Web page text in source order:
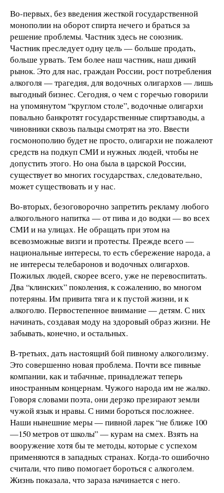
Во-первых, без введения жесткой государственной
монополии на оборот спирта нечего и браться за
решение проблемы. Частник здесь не союзник.
Частник преследует одну цель — больше продать,
больше урвать. Тем более наш частник, наш дикий
рынок. Это для нас, граждан России, рост потребления
алкоголя — трагедия, для водочных олигархов — лишь
выгодный бизнес. Сегодня, о чем с горечью говорили
на упомянутом “круглом столе”, водочные олигархи
повально банкротят государственные спиртзаводы, а
чиновники сквозь пальцы смотрят на это. Ввести
госмонополию будет не просто, олигархи не пожалеют
средств на подкуп СМИ и нужных людей, чтобы не
допустить этого. Но она была в царской России,
существует во многих государствах, следовательно,
может существовать и у нас.
Во-вторых, безоговорочно запретить рекламу любого
алкогольного напитка — от пива и до водки — во всех
СМИ и на улицах. Не обращать при этом на
всевозможные визги и протесты. Прежде всего —
национальные интересы, то есть сбережение народа, а
не интересы телебаронов и водочных олигархов.
Пожилых людей, скорее всего, уже не перевоспитать.
Два “клинских” поколения, к сожалению, во многом
потеряны. Им привита тяга и к пустой жизни, и к
алкоголю. Первостепенное внимание — детям. С них
начинать, создавая моду на здоровый образ жизни. Не
забывать, конечно, и остальных.
В-третьих, дать настоящий бой пивному алкоголизму.
Это совершенно новая проблема. Почти все пивные
компании, как и табачные, принадлежат теперь
иностранным концернам. Чужого народа им не жалко.
Говоря словами поэта, они дерзко презирают земли
чужой язык и нравы. С ними бороться посложнее.
Наши нынешние меры — пивной ларек “не ближе 100
—150 метров от школы” — курам на смех. Взять на
вооружение хотя бы те методы, которые с успехом
применяются в западных странах. Когда-то ошибочно
считали, что пиво помогает бороться с алкоголем.
Жизнь показала, что зараза начинается с него.